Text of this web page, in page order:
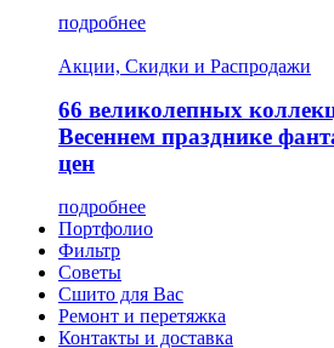
подробнее
Акции, Скидки и Распродажи
66 великолепных
Весеннем празднике
цен
подробнее
Портфолио
Фильтр
Советы
Сшито для Вас
Ремонт и перетяжка
Контакты и доставка